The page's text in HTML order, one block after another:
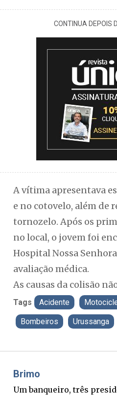
CONTINUA DEPOIS
A vítima apresentava
e no cotovelo, além de
tornozelo. Após os
no local, o jovem foi
Hospital Nossa
avaliação médica.
As causas da colisão
Tags Acidente
Bombeiros Urussanga
Brimo
Um banqueiro, três